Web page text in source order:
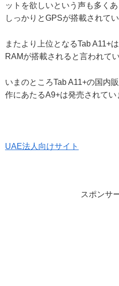
ットを欲しいという声も多く
しっかりとGPSが搭載されて
またより上位となるTab A11+
RAMが搭載されると言われてい
いまのところTab A11+の国内
作にあたるA9+は発売されてい
UAE法人向けサイト
スポンサ